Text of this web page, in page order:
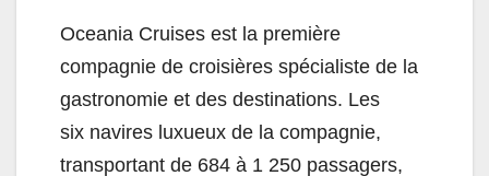
Oceania Cruises est la première
compagnie de croisières spécialiste de la
gastronomie et des destinations. Les
six navires luxueux de la compagnie,
transportant de 684 à 1 250 passagers,